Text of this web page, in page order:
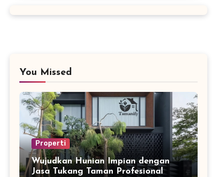
You Missed
Properti
Wujudkan Hunian Impian dengan
Jasa Tukang Taman Profesional